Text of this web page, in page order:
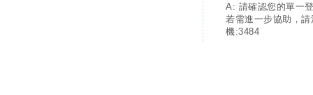
A: 請確認您的單一
若需進一步協助，
機:3484